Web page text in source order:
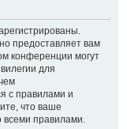
предоставляет вам
конференции могут
для
с правилами и
что ваше
всеми правилами.